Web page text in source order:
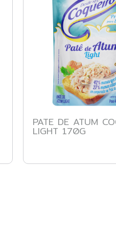
PATE DE ATUM
LIGHT 170G